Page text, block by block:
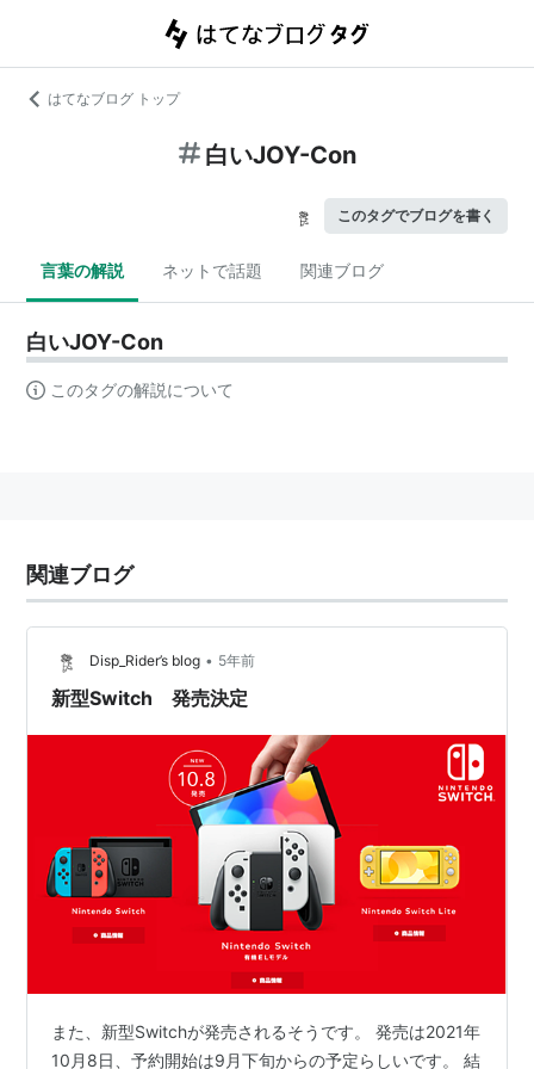
はてなブログ トップ
白いJOY-Con
このタグでブログを書く
言葉の解説 ネットで話題 関連ブログ
白いJOY-Con
このタグの解説について
関連ブログ
Disp_Rider’s blog • 5年前
新型Switch 発売決定
また、新型Switchが発売されるそうです。 発売は2021年
10月8日、予約開始は9月下旬からの予定らしいです。 結